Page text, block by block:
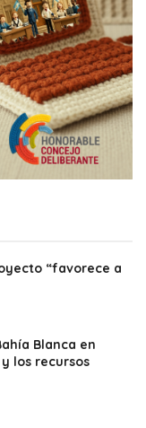
“favorece a
Blanca en
los recursos